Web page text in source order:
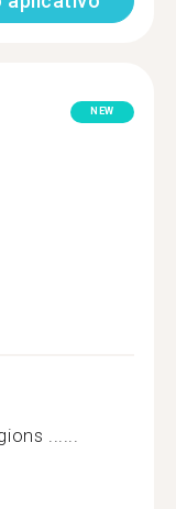
NEW
......